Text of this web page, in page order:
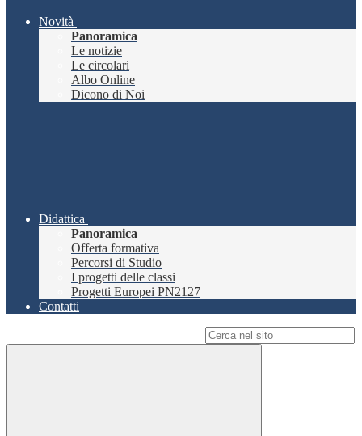
Novità
Panoramica
Le notizie
Le circolari
Albo Online
Dicono di Noi
Didattica
Panoramica
Offerta formativa
Percorsi di Studio
I progetti delle classi
Progetti Europei PN2127
Contatti